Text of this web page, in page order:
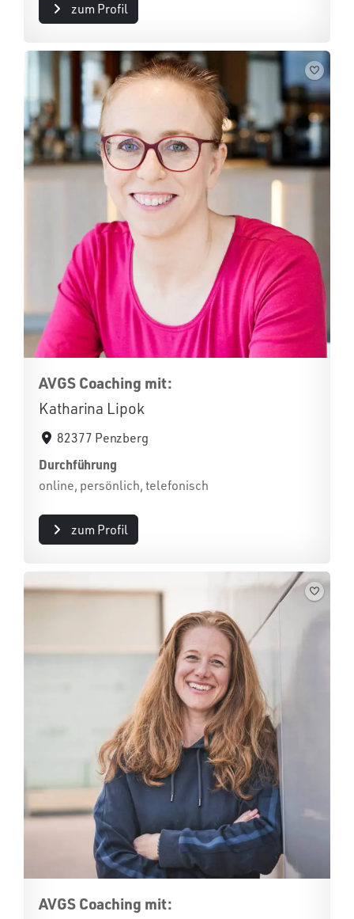
zum Profil
AVGS Coaching mit:
Katharina Lipok
82377 Penzberg
Durchführung
online, persönlich, telefonisch
zum Profil
AVGS Coaching mit: